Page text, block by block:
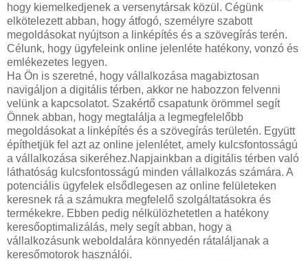
hogy kiemelkedjenek a versenytársak közül. Cégünk
elkötelezett abban, hogy átfogó, személyre szabott
megoldásokat nyújtson a linképítés és a szövegírás terén.
Célunk, hogy ügyfeleink online jelenléte hatékony, vonzó és
emlékezetes legyen.
Ha Ön is szeretné, hogy vállalkozása magabiztosan
navigáljon a digitális térben, akkor ne habozzon felvenni
velünk a kapcsolatot. Szakértő csapatunk örömmel segít
Önnek abban, hogy megtalálja a legmegfelelőbb
megoldásokat a linképítés és a szövegírás területén. Együtt
építhetjük fel azt az online jelenlétet, amely kulcsfontosságú
a vállalkozása sikeréhez.Napjainkban a digitális térben való
láthatóság kulcsfontosságú minden vállalkozás számára. A
potenciális ügyfelek elsődlegesen az online felületeken
keresnek rá a számukra megfelelő szolgáltatásokra és
termékekre. Ebben pedig nélkülözhetetlen a hatékony
keresőoptimalizálás, mely segít abban, hogy a
vállalkozásunk weboldalára könnyedén rátaláljanak a
keresőmotorok használói.